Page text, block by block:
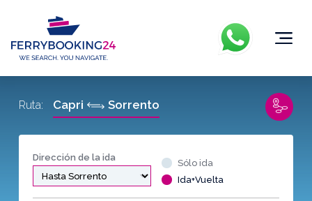
Dirección de la ida
Sólo ida
Ida+Vuelta
Ruta: Capri Sorrento